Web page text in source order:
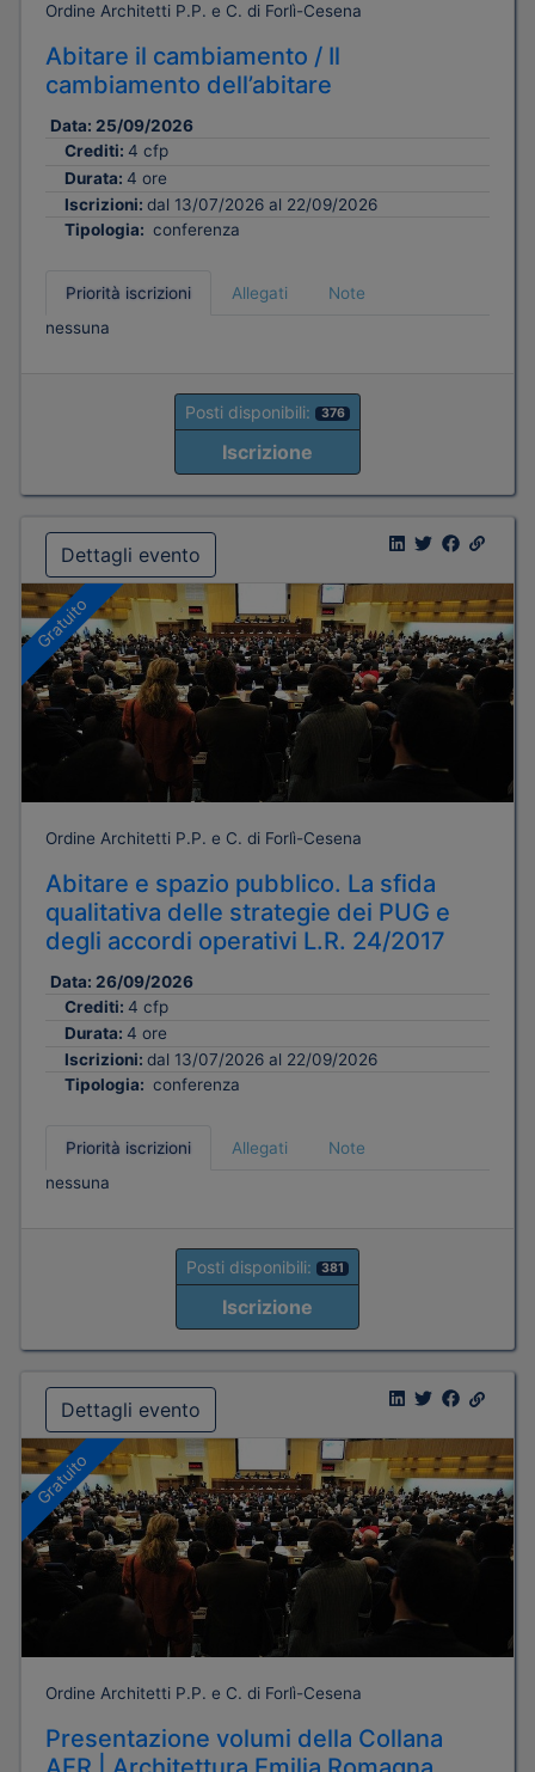
Ordine Architetti P.P. e C. di Forlì-Cesena
Abitare il cambiamento / Il
cambiamento dell’abitare
Data: 25/09/2026
Crediti: 4 cfp
Durata: 4 ore
Iscrizioni: dal 13/07/2026 al 22/09/2026
Tipologia: conferenza
Priorità iscrizioni Allegati
Note
nessuna
Posti disponibili: 376
Iscrizione
Dettagli evento
Gratuito
Ordine Architetti P.P. e C. di Forlì-Cesena
Abitare e spazio pubblico. La sfida
qualitativa delle strategie dei PUG e
degli accordi operativi L.R. 24/2017
Data: 26/09/2026
Crediti: 4 cfp
Durata: 4 ore
Iscrizioni: dal 13/07/2026 al 22/09/2026
Tipologia: conferenza
Priorità iscrizioni Allegati
Note
nessuna
Posti disponibili: 381
Iscrizione
Dettagli evento
Gratuito
Ordine Architetti P.P. e C. di Forlì-Cesena
Presentazione volumi della Collana